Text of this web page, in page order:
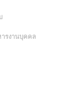
รงานบุคคล